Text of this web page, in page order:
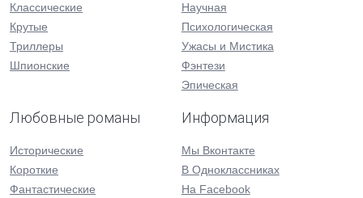
Классические
Крутые
Триллеры
Шпионские
Научная
Психологическая
Ужасы и Мистика
Фэнтези
Эпическая
Любовные романы
Исторические
Короткие
Фантастические
Информация
Мы Вконтакте
В Одноклассниках
На Facebook